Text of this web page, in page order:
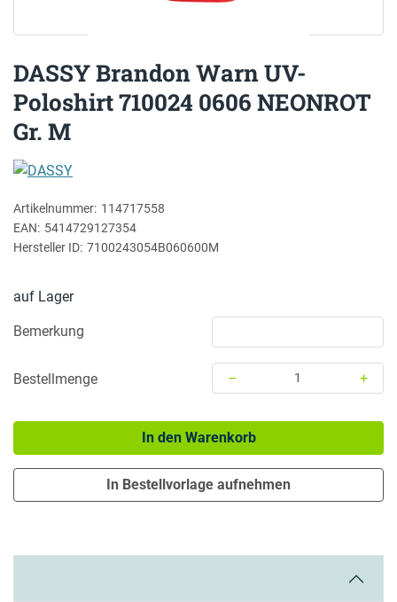
DASSY Brandon Warn UV-
Poloshirt 710024 0606 NEONROT
Gr. M
DASSY
Artikelnummer: 114717558
EAN: 5414729127354
Hersteller ID: 7100243054B060600M
auf Lager
Bemerkung
Bestellmenge –
+
In den Warenkorb
In Bestellvorlage aufnehmen